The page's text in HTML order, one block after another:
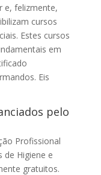
e, felizmente,
cursos
Estes cursos
em
Eis
pelo
Profissional
de Higiene e
gratuitos.